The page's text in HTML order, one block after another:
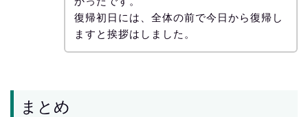
復帰初日には、全体の前で今日から復帰し
ますと挨拶はしました。
まとめ